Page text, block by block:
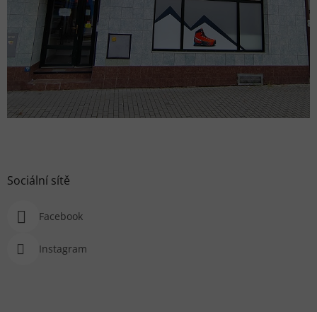
Sociální sítě
Facebook
Instagram